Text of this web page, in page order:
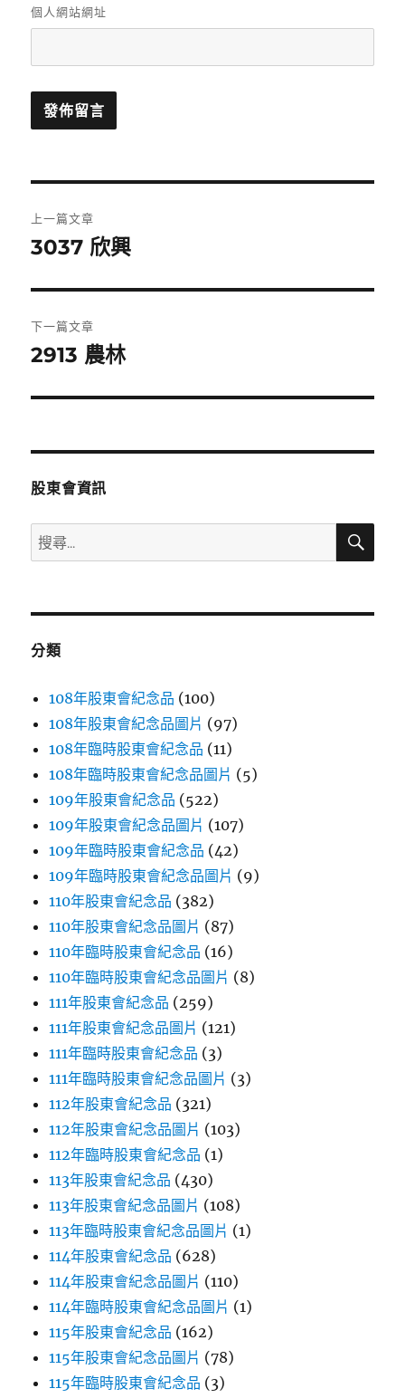
個人網站網址
章
覽
上一篇文章
上
篇
文
章:
3037 欣興
下一篇文章
下
篇
章:
2913 農林
股東會資訊
搜
尋
鍵
搜
分類
108年股東會紀念品 (100)
108年股東會紀念品圖片 (97)
108年臨時股東會紀念品 (11)
108年臨時股東會紀念品圖片 (5)
109年股東會紀念品 (522)
109年股東會紀念品圖片 (107)
109年臨時股東會紀念品 (42)
109年臨時股東會紀念品圖片 (9)
110年股東會紀念品 (382)
110年股東會紀念品圖片 (87)
110年臨時股東會紀念品 (16)
110年臨時股東會紀念品圖片 (8)
111年股東會紀念品 (259)
111年股東會紀念品圖片 (121)
111年臨時股東會紀念品 (3)
111年臨時股東會紀念品圖片 (3)
112年股東會紀念品 (321)
112年股東會紀念品圖片 (103)
112年臨時股東會紀念品 (1)
113年股東會紀念品 (430)
113年股東會紀念品圖片 (108)
113年臨時股東會紀念品圖片 (1)
114年股東會紀念品 (628)
114年股東會紀念品圖片 (110)
114年臨時股東會紀念品圖片 (1)
115年股東會紀念品 (162)
115年股東會紀念品圖片 (78)
115年臨時股東會紀念品 (3)